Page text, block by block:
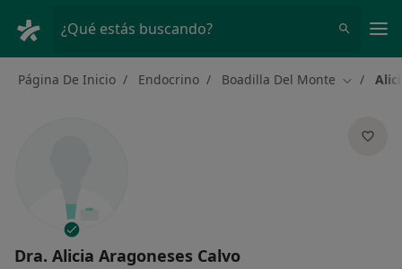
¿Qué estás buscando?
Página De Inicio Endocrino Boadilla Del Monte Cambiar
Dra. Alicia Aragoneses Calvo